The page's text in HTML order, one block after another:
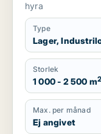
hyra
Type
Lager,
Storlek
1 000 - 2 500 m2
Max. per månad
Ej angivet